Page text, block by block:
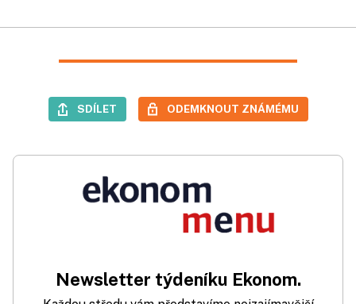
SDÍLET ODEMKNOUT ZNÁMÉMU
Newsletter týdeníku Ekonom.